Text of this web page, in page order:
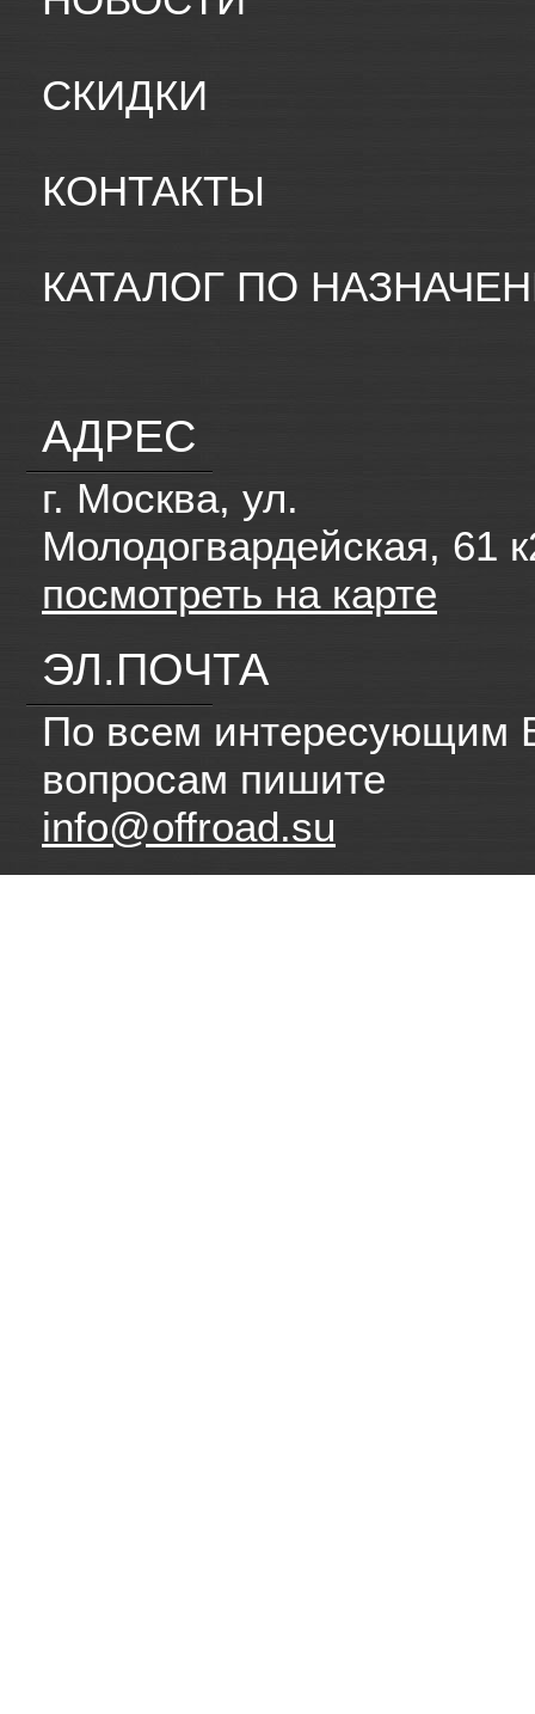
СКИДКИ
КОНТАКТЫ
КАТАЛОГ ПО
АДРЕС
г. Москва, ул.
Молодогвардейская, 61
посмотреть на карте
ЭЛ.ПОЧТА
По всем интересующим
вопросам пишите
info@offroad.su